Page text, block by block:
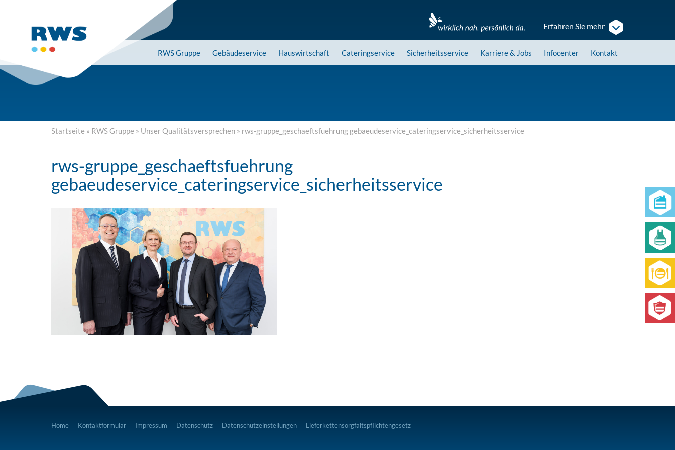
Erfahren Sie mehr
RWSGruppe Gebäudeservice Hauswirtschaft Cateringservice Sicherheitsservice Karriere& Jobs Infocenter Kontakt
Startseite » RWS Gruppe » Unser Qualitätsversprechen » rws-gruppe_geschaeftsfuehrung gebaeudeservice_cateringservice_sicherheitsservice
rws-gruppe_geschaeftsfuehrung
gebaeudeservice_cateringservice_sicherheitsservice
Home Kontaktformular Impressum Datenschutz Datenschutzeinstellungen Lieferkettensorgfaltspflichtengesetz